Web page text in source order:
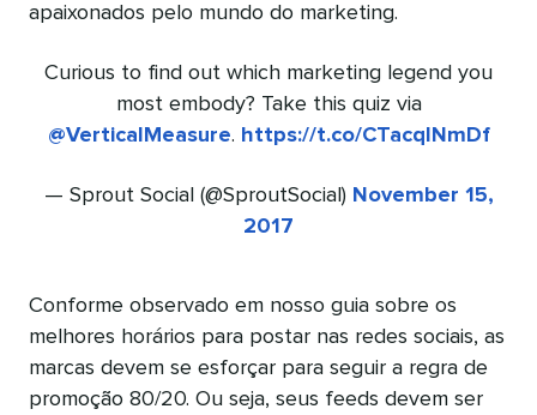
apaixonados pelo mundo do marketing.
Curious to find out which marketing legend you
most embody? Take this quiz via
@VerticalMeasure. https://t.co/CTacqINmDf
— Sprout Social (@SproutSocial) November 15,
2017
Conforme observado em nosso guia sobre os
melhores horários para postar nas redes sociais, as
marcas devem se esforçar para seguir a regra de
promoção 80/20. Ou seja, seus feeds devem ser